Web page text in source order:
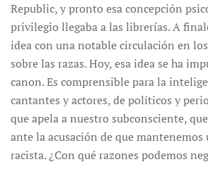
Republic, y pronto esa concepción
privilegio llegaba a las librerías. A
idea con una notable circulación en
sobre las razas. Hoy, esa idea se ha
canon. Es comprensible para la
cantantes y actores, de políticos y
que apela a nuestro subconsciente,
ante la acusación de que
racista. ¿Con qué razones podemos